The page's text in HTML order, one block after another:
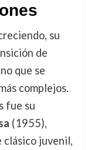
su
de
que se
complejos.
fue su
(1955),
clásico juvenil,